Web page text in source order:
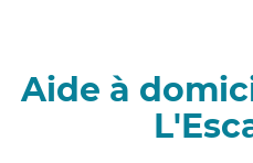
Aide à